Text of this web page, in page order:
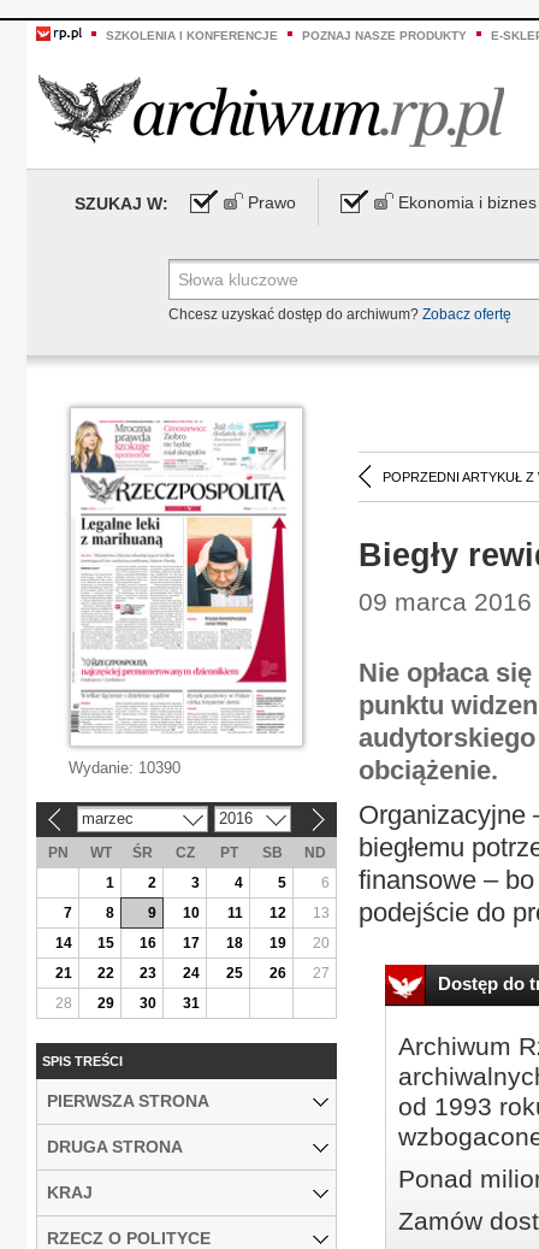
SZKOLENIA I KONFERENCJE POZNAJ NASZE PRODUKTY E-
SZUKAJ W: Prawo Ekonomia i biznes
Chcesz uzyskać dostęp do archiwum? Zobacz ofertę
POPRZEDNI ARTYKUŁ Z
Biegły
09 marca
Nie opłaca
punktu
obciążenie.
Organizacyjne
biegłemu
finansowe –
podejście do
Dostęp do
Archiwum
od 1993
Ponad
Zamów
Wydanie: 10390
marzec 2016
PN WT ŚR CZ PT SB
ND
1
2 3 4 5
6
7
8 9 10 11 12
13
14
15 16 17 18 19
20
21
22 23 24 25 26
27
28
29 30 31
SPIS TREŚCI
PIERWSZA STRONA
DRUGA STRONA
KRAJ
RZECZ O POLITYCE